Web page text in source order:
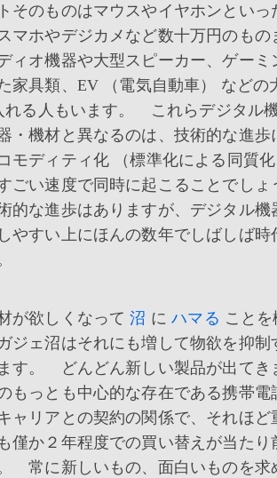
そのものはマウスやイヤホンといっ
マホやデジカメなど数十万円のもの
オ機器や大型スピーカー、ゲーミ
家具類、EV （電気自動車） などの
る人もいます。 これらデジタル
・機材と異なるのは、技術的な進歩
モディティ化 （標準化による同質
ごい速度で同時に起こることでし
的な進歩はありますが、デジタル機
やすい上にほんの数年でしばしば時
が欲しくなって沼 にハマる こと
ジェ沼はそれにも増して物欲を抑制
す。 どんどん新しい製品が出てき
もっとも中心的な存在である携帯電
ャリアとの契約の関係で、それほど
僅か２年程度での買い替えが当たり
常に新しいもの、面白いものを求